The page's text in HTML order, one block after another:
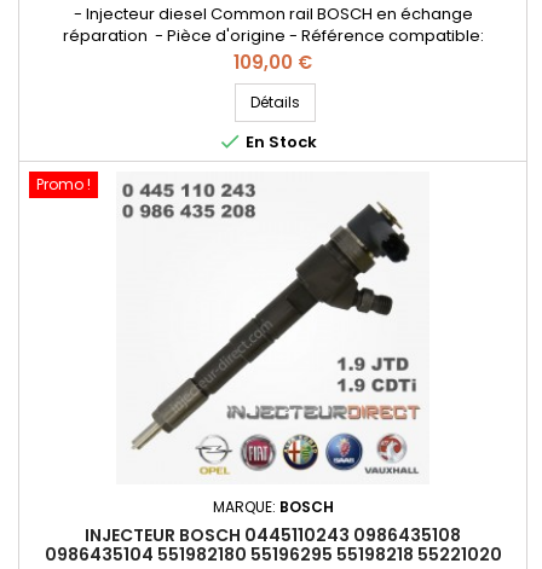
- Injecteur diesel Common rail BOSCH en échange
réparation - Pièce d'origine - Référence compatible:
0986435162 , 0 445 110 213 , 0 986 435 162 , 55192740 , 55198219 ,
55217235 , 55221021 , 71792985 , 71793290 , 71794168 - Pour
motorisation Fiat Alfa Roméo Lancia 2.4JTD , 2.4JTDM , 2.4D
Multijet
Prix
109,00 €
Détails
 En Stock
Promo !
MARQUE: BOSCH
INJECTEUR BOSCH 0445110243 0986435108
0986435104 551982180 55196295 55198218 55221020